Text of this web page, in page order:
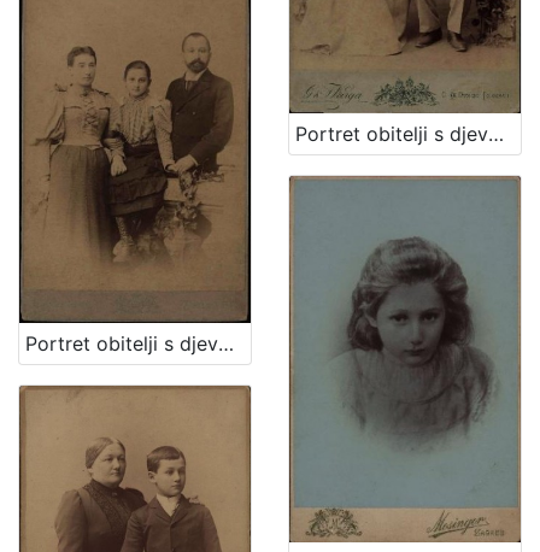
Portret obitelji s djevojčicom / G. & I. Varga
Portret obitelji s djevojčicom u sredini / Mosinger & Breyer